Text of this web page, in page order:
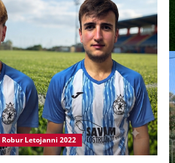
Robur Letojanni 2022